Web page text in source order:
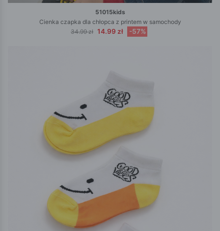
51015kids
Cienka czapka dla chłopca z printem w samochody
34.99 zł 14.99 zł -57%